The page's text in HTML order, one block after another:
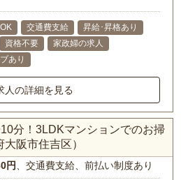
交通費支給
昇給･昇格あり
資格不要
家政婦の求人
あり
人の詳細を見る
分！3LDKマンションでのお掃
阪市住吉区）
円 、交通費支給、前払い制度あり